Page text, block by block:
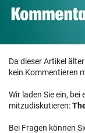
Da dieser Artikel
kein Kommentieren
Wir laden Sie ein,
mitzudiskutieren:
Bei Fragen können